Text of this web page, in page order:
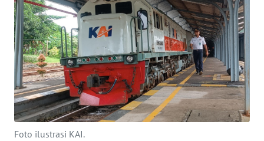
Foto ilustrasi KAI.
OPINI
SURABAYA
Informasi
INDEKS
BERITA